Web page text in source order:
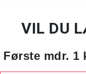
VIL DU
Første mdr.